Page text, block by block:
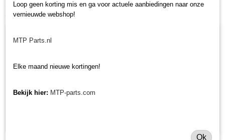
Ook interessant
Loop geen korting mis en ga voor actuele aanbiedingen naar onze
vernieuwde webshop!
MTP Parts.nl
Elke maand nieuwe kortingen!
Bekijk hier: MTP-parts.com
Ok